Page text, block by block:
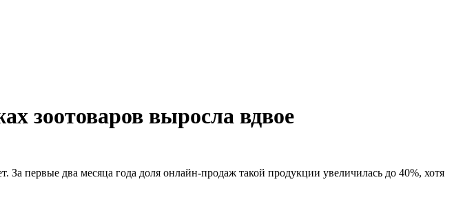
зоотоваров выросла вдвое
За первые два месяца года доля онлайн-продаж такой продукции увеличилась до 40%, хотя